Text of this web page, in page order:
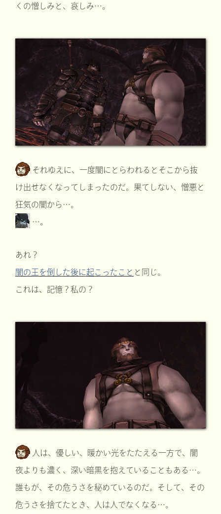
くの憎しみと、哀しみ…。
それゆえに、一度闇にとらわれるとそこから抜
け出せなくなってしまったのだ。果てしない、憎悪と
狂気の闇から…。
…。
あれ？
闇の王を倒した後に起こったこと と同じ。
これは、記憶？私の？
人は、優しい、暖かい光をたたえる一方で、闇
夜よりも濃く、深い暗黒を抱えていることもある…。
誰もが、その危うさを秘めているのだ。そして、その
危うさを捨てたとき、人は人でなくなる…。